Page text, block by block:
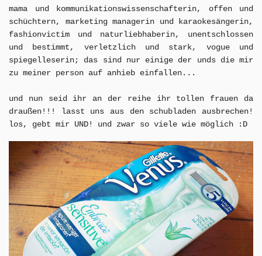
mama und kommunikationswissenschafterin, offen und
schüchtern, marketing managerin und karaokesängerin,
fashionvictim und naturliebhaberin, unentschlossen
und bestimmt, verletzlich und stark, vogue und
spiegelleserin; das sind nur einige der unds die mir
zu meiner person auf anhieb einfallen...
und nun seid ihr an der reihe ihr tollen frauen da
draußen!!! lasst uns aus den schubladen ausbrechen!
los, gebt mir UND! und zwar so viele wie möglich :D